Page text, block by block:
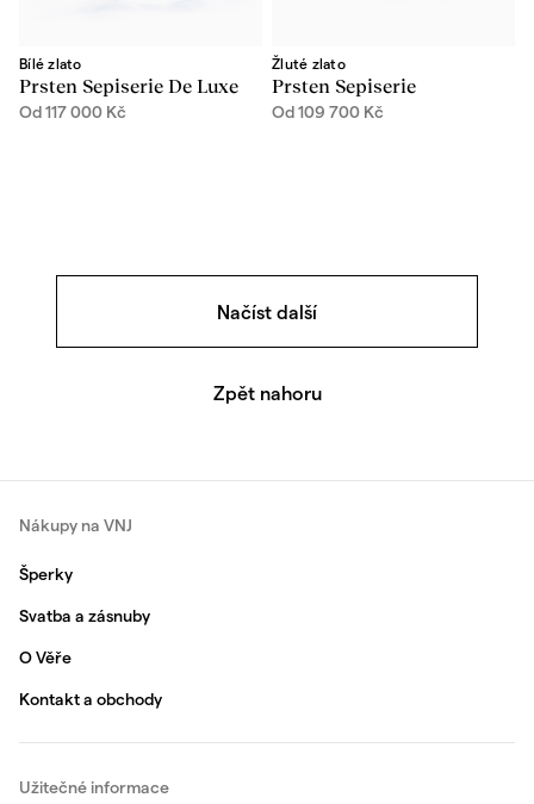
Bílé zlato
Prsten Sepiserie De Luxe
Od117 000 Kč
Žluté zlato
Prsten Sepiserie
Od109 700 Kč
Načíst další
Zpět nahoru
Nákupy na VNJ
Šperky
Svatba a zásnuby
O Věře
Kontakt a obchody
Užitečné informace